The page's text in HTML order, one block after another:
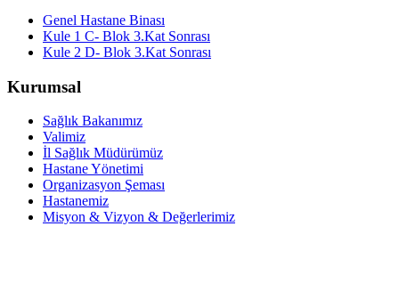
Genel Hastane Binası
Kule 1 C- Blok 3.Kat Sonrası
Kule 2 D- Blok 3.Kat Sonrası
Kurumsal
Sağlık Bakanımız
Valimiz
İl Sağlık Müdürümüz
Hastane Yönetimi
Organizasyon Şeması
Hastanemiz
Misyon & Vizyon & Değerlerimiz